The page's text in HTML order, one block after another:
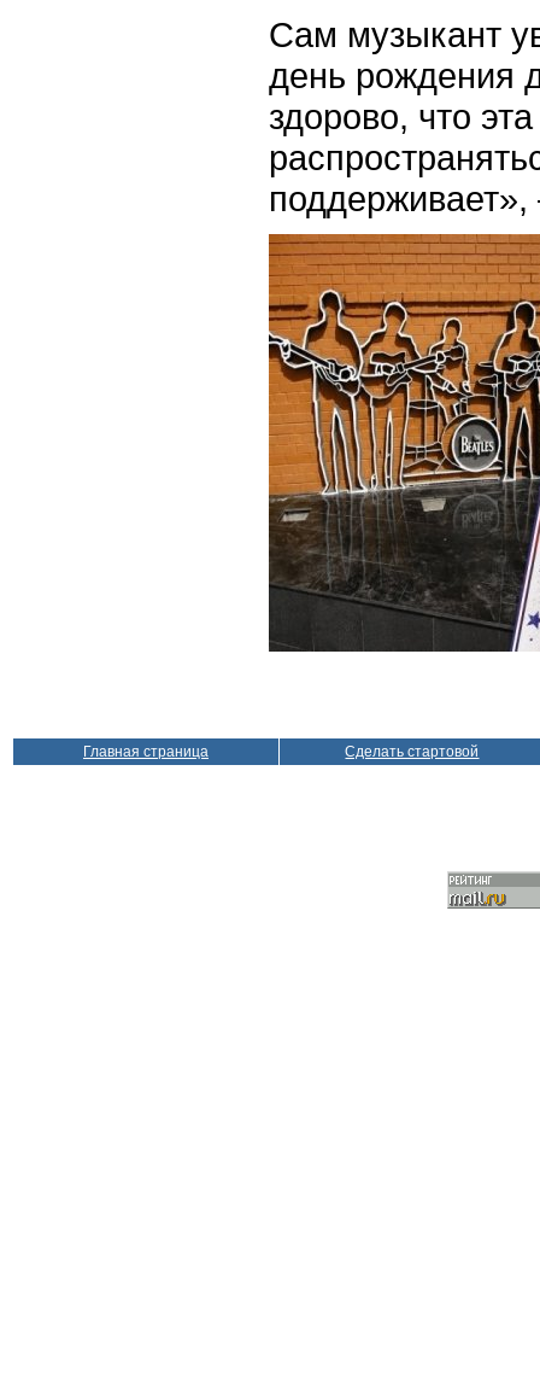
Сам музыкант
день рождения
здорово, что
Главная страница Сделать стартовой